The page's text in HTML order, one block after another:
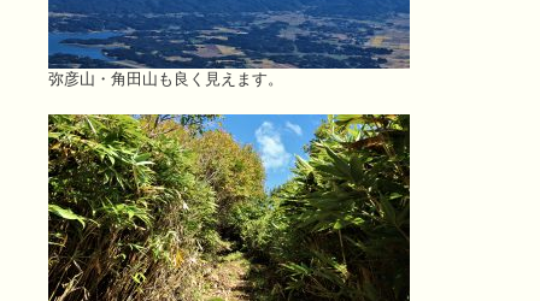
弥彦山・角田山も良く見えます。